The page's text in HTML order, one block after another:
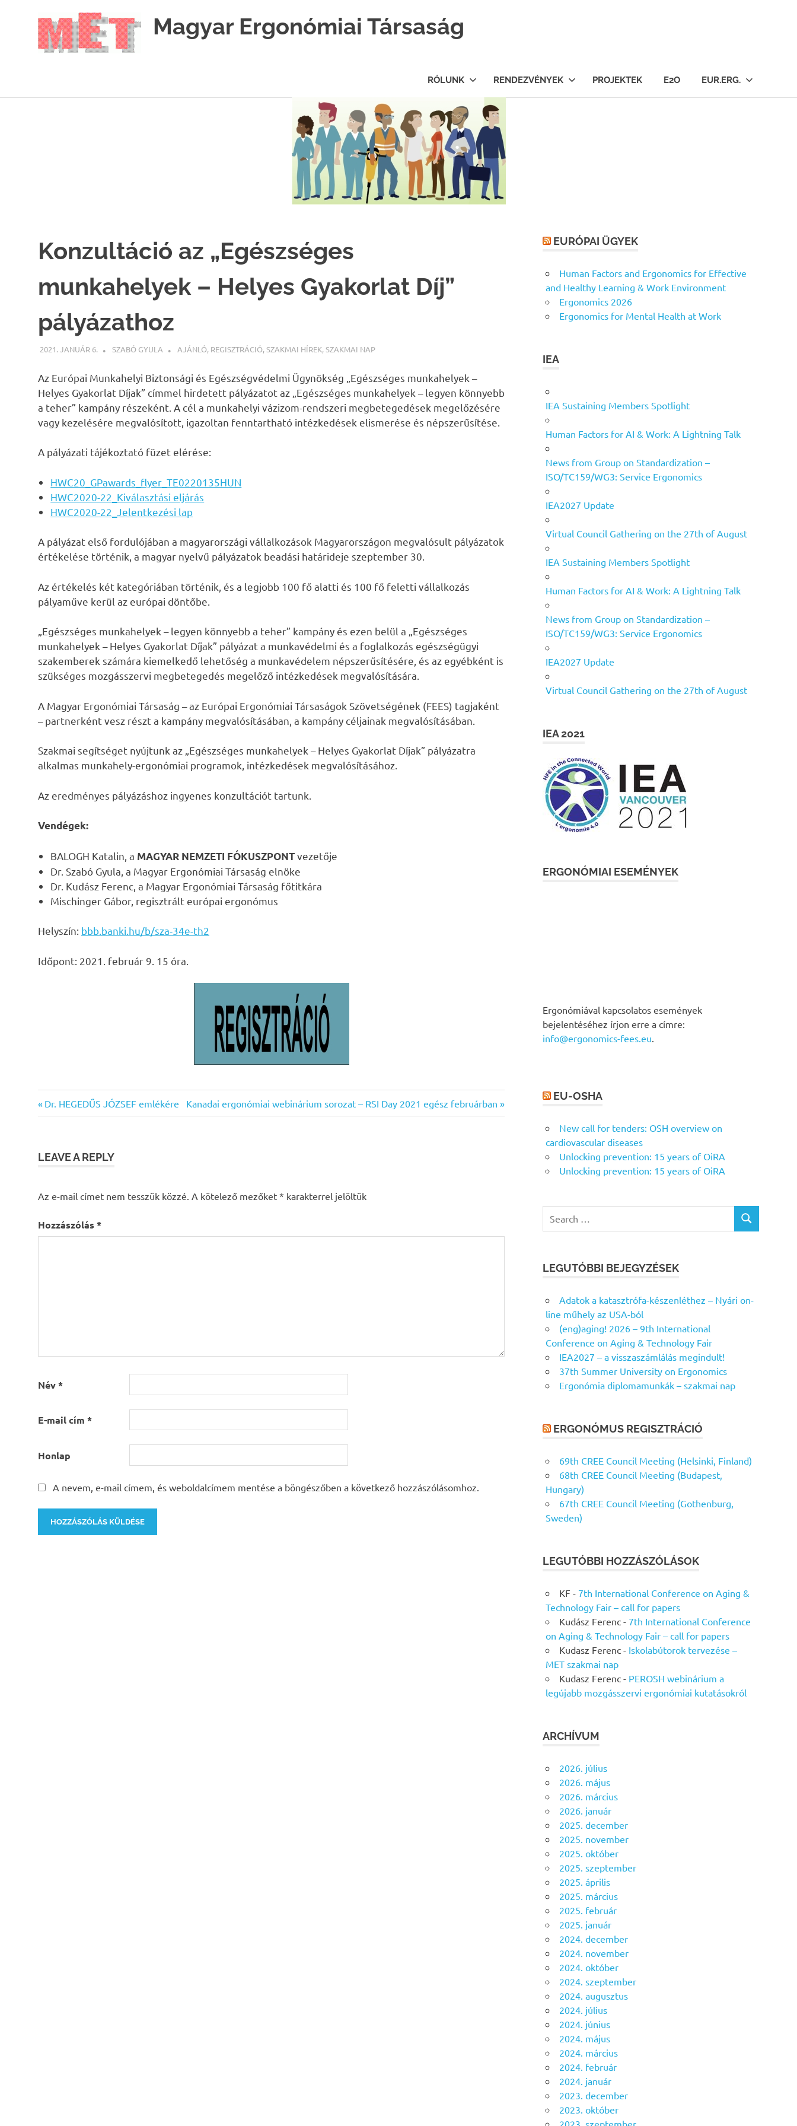
Magyar Ergonómiai Társaság
RÓLUNK RENDEZVÉNYEK PROJEKTEK E2O EUR.ERG.
Konzultáció az „Egészséges
munkahelyek – Helyes Gyakorlat Díj”
pályázathoz
2021. JANUÁR 6. SZABÓ GYULA AJÁNLÓ, REGISZTRÁCIÓ,SZAKMAI HÍREK,SZAKMAI NAP
Az Európai Munkahelyi Biztonsági és Egészségvédelmi Ügynökség „Egészséges munkahelyek –
Helyes Gyakorlat Díjak” címmel hirdetett pályázatot az „Egészséges munkahelyek – legyen könnyebb
a teher” kampány részeként. A cél a munkahelyi vázizom-rendszeri megbetegedések megelőzésére
vagy kezelésére megvalósított, igazoltan fenntartható intézkedések elismerése és népszerűsítése.
A pályázati tájékoztató füzet elérése:
HWC20_GPawards_flyer_TE0220135HUN
HWC2020-22_Kiválasztási eljárás
HWC2020-22_Jelentkezési lap
A pályázat első fordulójában a magyarországi vállalkozások Magyarországon megvalósult pályázatok
értékelése történik, a magyar nyelvű pályázatok beadási határideje szeptember 30.
Az értékelés két kategóriában történik, és a legjobb 100 fő alatti és 100 fő feletti vállalkozás
pályaműve kerül az európai döntőbe.
„Egészséges munkahelyek – legyen könnyebb a teher” kampány és ezen belül a „Egészséges
munkahelyek – Helyes Gyakorlat Díjak” pályázat a munkavédelmi és a foglalkozás egészségügyi
szakemberek számára kiemelkedő lehetőség a munkavédelem népszerűsítésére, és az egyébként is
szükséges mozgásszervi megbetegedés megelőző intézkedések megvalósítására.
A Magyar Ergonómiai Társaság – az Európai Ergonómiai Társaságok Szövetségének (FEES) tagjaként
– partnerként vesz részt a kampány megvalósításában, a kampány céljainak megvalósításában.
Szakmai segítséget nyújtunk az „Egészséges munkahelyek – Helyes Gyakorlat Díjak” pályázatra
alkalmas munkahely-ergonómiai programok, intézkedések megvalósításához.
Az eredményes pályázáshoz ingyenes konzultációt tartunk.
Vendégek:
BALOGH Katalin, a MAGYAR NEMZETI FÓKUSZPONTvezetője
Dr. Szabó Gyula, a Magyar Ergonómiai Társaság elnöke
Dr. Kudász Ferenc, a Magyar Ergonómiai Társaság főtitkára
Mischinger Gábor, regisztrált európai ergonómus
Helyszín: bbb.banki.hu/b/sza-34e-th2
Időpont: 2021. február 9. 15 óra.
kockázatok
Bejegyzés
Previous
Post:
Dr. HEGEDŰS JÓZSEF emlékére
Next
Post:
Kanadai ergonómiai webinárium sorozat – RSI Day 2021 egész februárban
LEAVE A REPLY
Az e-mail címet nem tesszük közzé. A kötelező mezőket * karakterrel jelöltük
Hozzászólás *
Név*
E-mail cím *
Honlap
A nevem, e-mail címem, és weboldalcímem mentése a böngészőben a következő hozzászólásomhoz.
EURÓPAI ÜGYEK
Human Factors and Ergonomics for Effective
and Healthy Learning & Work Environment
Ergonomics 2026
Ergonomics for Mental Health at Work
IEA
IEA Sustaining Members Spotlight
Human Factors for AI & Work: A Lightning Talk
News from Group on Standardization –
ISO/TC159/WG3: Service Ergonomics
IEA2027 Update
Virtual Council Gathering on the 27th of August
IEA Sustaining Members Spotlight
Human Factors for AI & Work: A Lightning Talk
News from Group on Standardization –
ISO/TC159/WG3: Service Ergonomics
IEA2027 Update
Virtual Council Gathering on the 27th of August
IEA 2021
ERGONÓMIAI ESEMÉNYEK
Ergonómiával kapcsolatos események
bejelentéséhez írjon erre a címre:
info@ergonomics-fees.eu
EU-OSHA
New call for tenders: OSH overview on
cardiovascular diseases
Unlocking prevention: 15 years of OiRA
Unlocking prevention: 15 years of OiRA
for:
SEARCH
LEGUTÓBBI BEJEGYZÉSEK
Adatok a katasztrófa-készenléthez – Nyári on-
line műhely az USA-ból
(eng)aging! 2026 – 9th International
Conference on Aging & Technology Fair
IEA2027 – a visszaszámlálás megindult!
37th Summer University on Ergonomics
Ergonómia diplomamunkák – szakmai nap
ERGONÓMUS REGISZTRÁCIÓ
69th CREE Council Meeting (Helsinki, Finland)
68th CREE Council Meeting (Budapest,
Hungary)
67th CREE Council Meeting (Gothenburg,
Sweden)
LEGUTÓBBI HOZZÁSZÓLÁSOK
KF - 7th International Conference on Aging &
Technology Fair – call for papers
Kudász Ferenc - 7th International Conference
on Aging & Technology Fair – call for papers
Kudasz Ferenc - Iskolabútorok tervezése –
MET szakmai nap
Kudasz Ferenc - PEROSH webinárium a
legújabb mozgásszervi ergonómiai kutatásokról
ARCHÍVUM
2026. július
2026. május
2026. március
2026. január
2025. december
2025. november
2025. október
2025. szeptember
2025. április
2025. március
2025. február
2025. január
2024. december
2024. november
2024. október
2024. szeptember
2024. augusztus
2024. július
2024. június
2024. május
2024. március
2024. február
2024. január
2023. december
2023. október
2023. szeptember